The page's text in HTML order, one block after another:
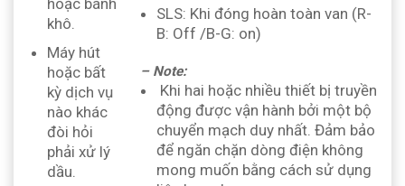
khô.
Máy hút
hoặc bất
kỳ dịch vụ
nào khác
đòi hỏi
phải xử lý
dầu.
SLS: Khi đóng hoàn toàn van (R-
B: Off /B-G: on)
– Note:
Khi hai hoặc nhiều thiết bị truyền
động được vận hành bởi một bộ
chuyển mạch duy nhất. Đảm bảo
để ngăn chặn dòng điện không
mong muốn bằng cách sử dụng